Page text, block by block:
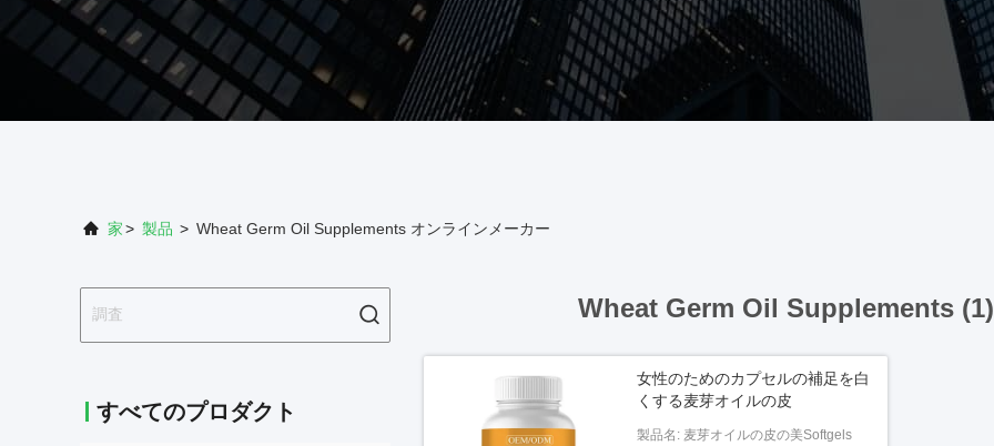
家> 製品 > Wheat Germ Oil Supplements オンラインメーカー
すべてのプロダクト
Wheat Germ Oil Supplements (1)
女性のためのカプセルの補足を白
くする麦芽オイルの皮
製品名: 麦芽オイルの皮の美Softgels